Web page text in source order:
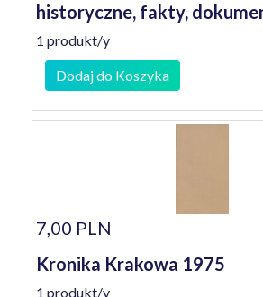
historyczne, fakty,
1 produkt/y
Dodaj do Koszyka
7,00 PLN
Kronika Krakowa 1975
1 produkt/y